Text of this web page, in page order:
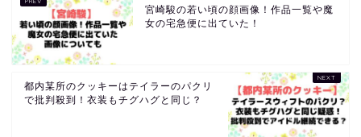
宮崎駿の若い頃の顔画像！作品一覧や魔
女の宅急便に出ていた！
都内某所のクッキーはテイラーのパクリ
で批判殺到！衣装もチグハグと同じ？